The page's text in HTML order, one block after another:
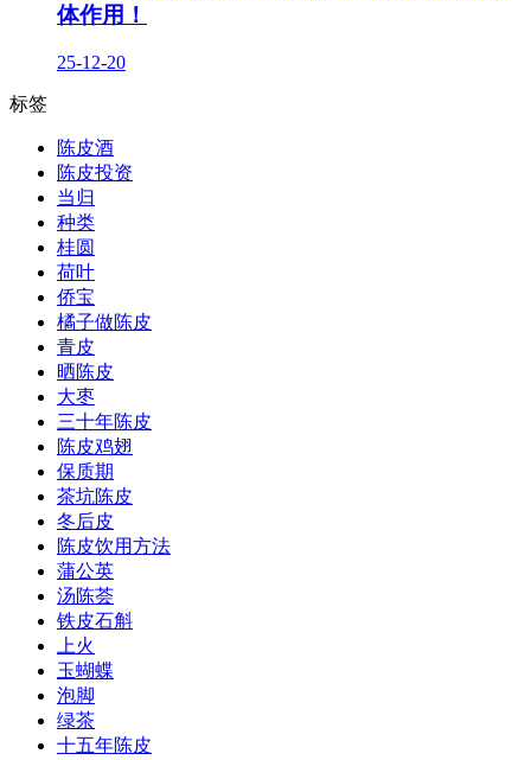
体作用！
25-12-20
标签
陈皮酒
陈皮投资
当归
种类
桂圆
荷叶
侨宝
橘子做陈皮
青皮
晒陈皮
大枣
三十年陈皮
陈皮鸡翅
保质期
茶坑陈皮
冬后皮
陈皮饮用方法
蒲公英
汤陈荟
铁皮石斛
上火
玉蝴蝶
泡脚
绿茶
十五年陈皮